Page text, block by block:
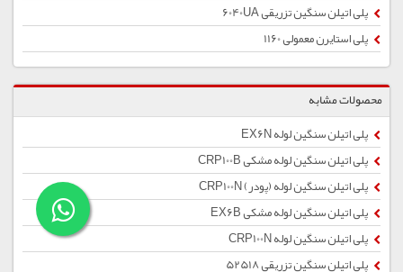
پلی اتیلن سنگین تزریقی 6040UA
پلی استایرن معمولی 1160
محصولات مشابه
پلی اتیلن سنگین لوله EX6N
پلی اتیلن سنگین لوله مشکی CRP100B
پلی اتیلن سنگین لوله (پودر) CRP100N
پلی اتیلن سنگین لوله مشکی EX6B
پلی اتیلن سنگین لوله CRP100N
پلی اتیلن سنگین تزریقی 52518